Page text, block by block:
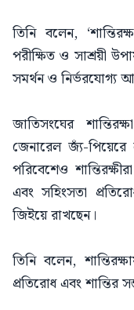
তিনি বলেন,
পরীক্ষিত ও সাশ্রয়ী
সমর্থন ও নির্ভরযোগ্য
জাতিসংঘের
জেনারেল জ্যঁ-পিয়েরে
পরিবেশেও
এবং সহিংসতা
জিইয়ে রাখছেন।
তিনি বলেন,
প্রতিরোধ এবং শান্তির